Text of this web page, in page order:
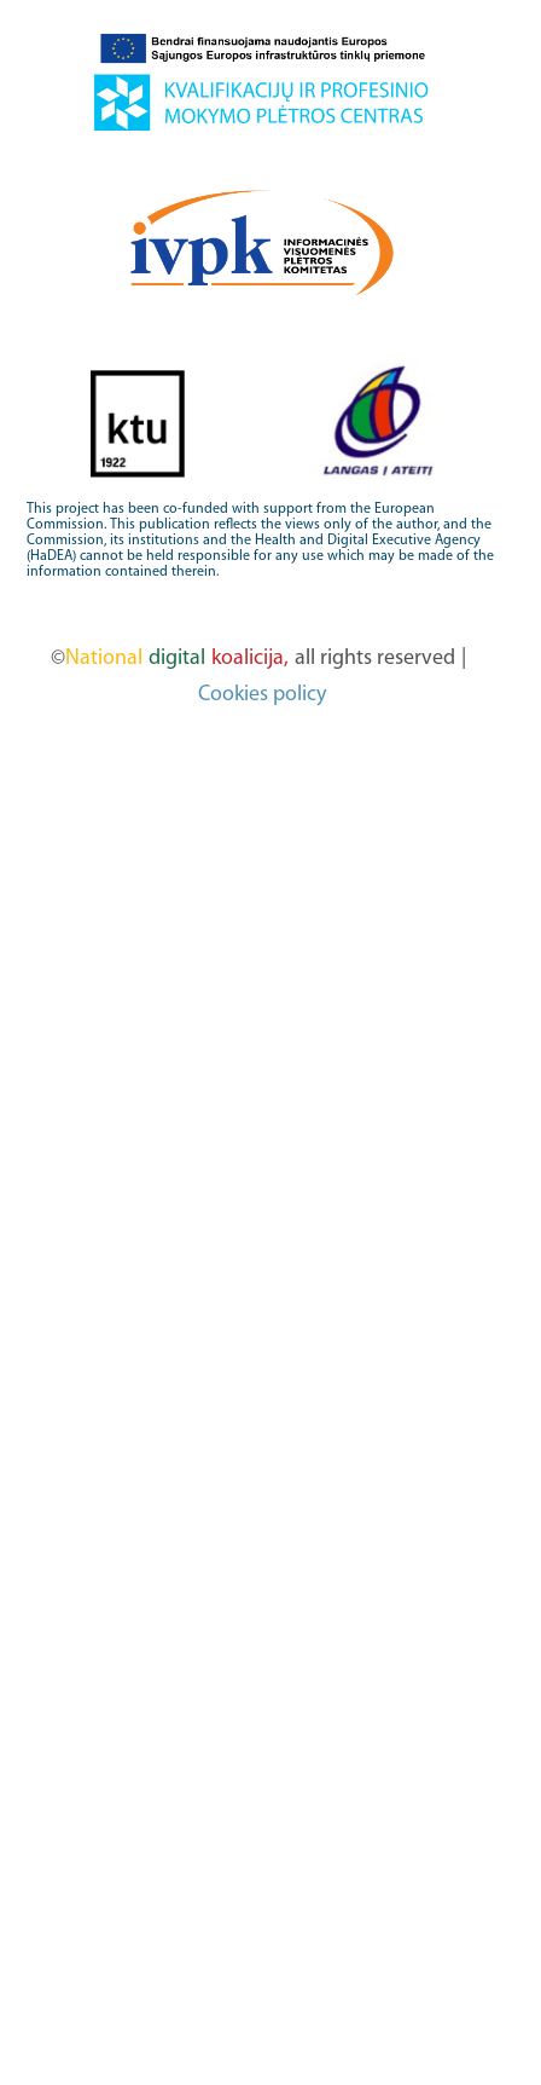
This project has been co-funded with support from the European
Commission. This publication reflects the views only of the author, and the
Commission, its institutions and the Health and Digital Executive Agency
(HaDEA) cannot be held responsible for any use which may be made of the
information contained therein.
©National digital koalicija, all rights reserved
Cookies policy